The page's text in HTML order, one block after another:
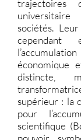
trajectoires
sociétés.
économique
distincte,
supérieur : la
pour
scientifique